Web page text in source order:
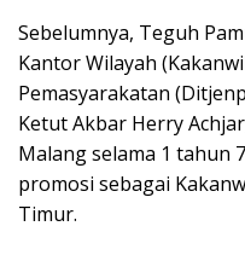
Sebelumnya, Teguh
Kantor Wilayah
Pemasyarakatan
Ketut Akbar Herry
Malang selama 1 tahun
promosi sebagai
Timur.